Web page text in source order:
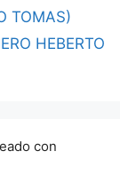
TOMAS)
HEBERTO
con